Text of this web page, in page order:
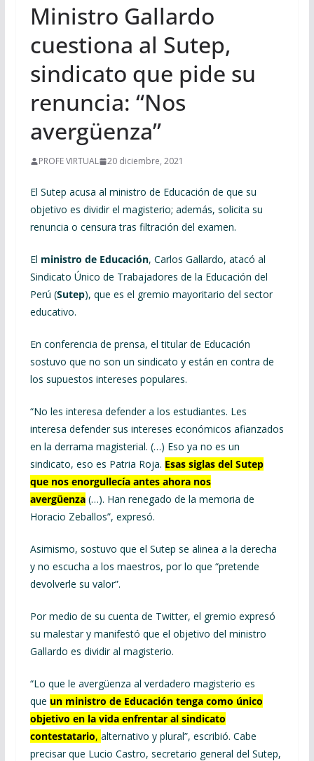
Ministro Gallardo
cuestiona al Sutep,
sindicato que pide su
renuncia: “Nos
avergüenza”
PROFE VIRTUAL 20 diciembre, 2021
El Sutep acusa al ministro de Educación de que su
objetivo es dividir el magisterio; además, solicita su
renuncia o censura tras filtración del examen.
El ministro de Educación, Carlos Gallardo, atacó al
Sindicato Único de Trabajadores de la Educación del
Perú (Sutep), que es el gremio mayoritario del sector
educativo.
En conferencia de prensa, el titular de Educación
sostuvo que no son un sindicato y están en contra de
los supuestos intereses populares.
“No les interesa defender a los estudiantes. Les
interesa defender sus intereses económicos afianzados
en la derrama magisterial. (…) Eso ya no es un
sindicato, eso es Patria Roja. Esas siglas del Sutep
que nos enorgullecía antes ahora nos
avergüenza(…). Han renegado de la memoria de
Horacio Zeballos”, expresó.
Asimismo, sostuvo que el Sutep se alinea a la derecha
y no escucha a los maestros, por lo que “pretende
devolverle su valor”.
Por medio de su cuenta de Twitter, el gremio expresó
su malestar y manifestó que el objetivo del ministro
Gallardo es dividir al magisterio.
“Lo que le avergüenza al verdadero magisterio es
que un ministro de Educación tenga como único
objetivo en la vida enfrentar al sindicato
contestatario, alternativo y plural”, escribió. Cabe
precisar que Lucio Castro, secretario general del Sutep,